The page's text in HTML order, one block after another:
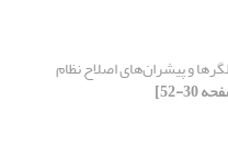
و پیشران‌های اصلاح نظام